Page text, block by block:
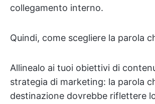
collegamento interno.
Quindi, come scegliere la parola
Allinealo ai tuoi obiettivi di
strategia di marketing: la parola
destinazione dovrebbe riflettere